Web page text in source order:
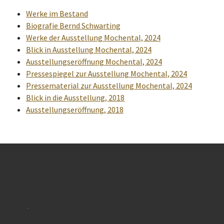
Werke im Bestand
Biografie Bernd Schwarting
Werke der Ausstellung Mochental, 2024
Blick in Ausstellung Mochental, 2024
Ausstellungseröffnung Mochental, 2024
Pressespiegel zur Ausstellung Mochental, 2024
Pressematerial zur Ausstellung Mochental, 2024
Blick in die Ausstellung, 2018
Ausstellungseröffnung, 2018